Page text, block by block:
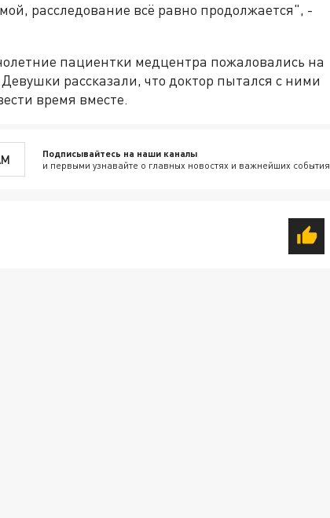
расследование всё равно продолжается", -
пациентки медцентра пожаловались на
рассказали, что доктор пытался с ними
время вместе.
Подписывайтесь на наши каналы
и первыми узнавайте о главных новостях и важнейших